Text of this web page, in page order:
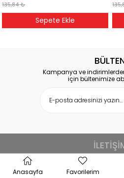
135,84 ₺
Sepete Ekle
Kampanya ve
için bültenimize
Çağlayan Mah.Cihanşah
Anasayfa Favorilerim